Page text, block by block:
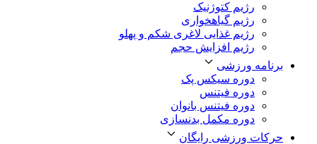
رژیم کتوژنیک
رژیم گیاهخواری
رژیم غذایی لاغری شکم و پهلو
رژیم افزایش حجم
برنامه ورزشی
دوره سیکس پک
دوره فیتنس
دوره فیتنس بانوان
دوره مکمل بدنسازی
حرکات ورزشی رایگان